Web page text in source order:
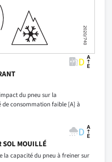
du pneu sur la
consommation faible [A] à
SOL MOUILLÉ
la capacité du pneu à freiner sur